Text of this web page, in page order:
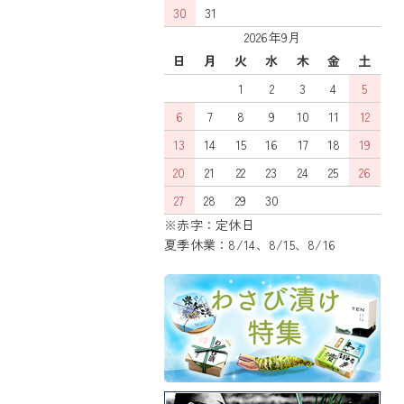
30
31
2026年9月
日
月 火 水 木 金
土
1
2 3 4
5
6
7 8 9 10 11
12
13
14 15 16 17 18
19
20
21 22 23 24 25
26
27
28 29
30
※赤字：定休日
夏季休業：8/14、8/15、8/16